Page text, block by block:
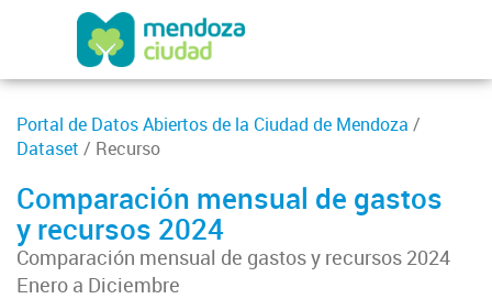
Portal de Datos Abiertos de la Ciudad de Mendoza /
Dataset / Recurso
Comparación mensual de gastos
y recursos 2024
Comparación mensual de gastos y recursos 2024
Enero a Diciembre